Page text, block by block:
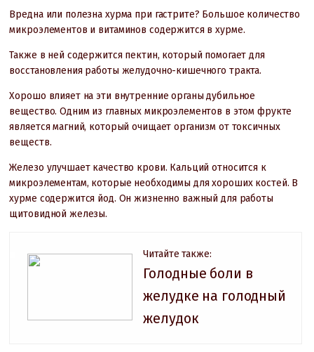
Вредна или полезна хурма при гастрите? Большое количество
микроэлементов и витаминов содержится в хурме.
Также в ней содержится пектин, который помогает для
восстановления работы желудочно-кишечного тракта.
Хорошо влияет на эти внутренние органы дубильное
вещество. Одним из главных микроэлементов в этом фрукте
является магний, который очищает организм от токсичных
веществ.
Железо улучшает качество крови. Кальций относится к
микроэлементам, которые необходимы для хороших костей. В
хурме содержится йод. Он жизненно важный для работы
щитовидной железы.
Читайте также:
Голодные боли в
желудке на голодный
желудок